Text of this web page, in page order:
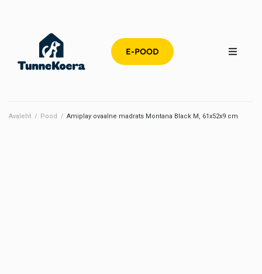
E-POOD
Avaleht / Pood / Amiplay ovaalne madrats Montana Black M, 61x52x9 cm